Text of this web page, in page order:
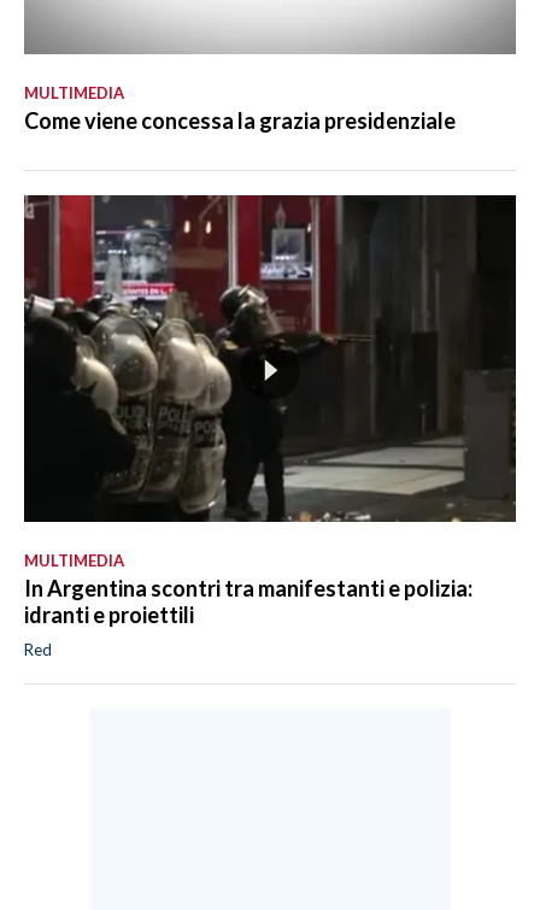
MULTIMEDIA
Come viene concessa la grazia presidenziale
MULTIMEDIA
In Argentina scontri tra manifestanti e polizia:
idranti e proiettili
Red